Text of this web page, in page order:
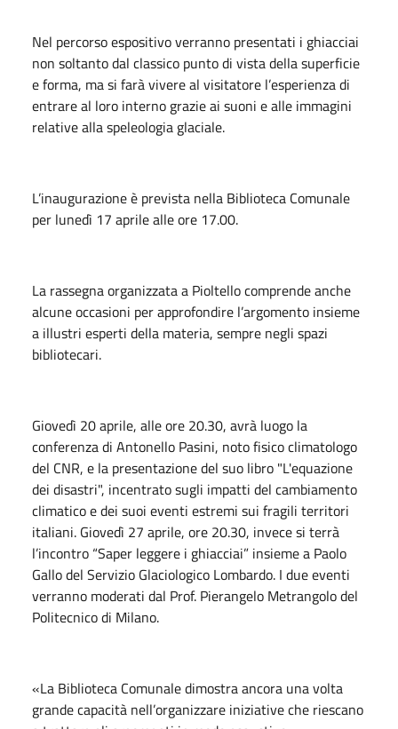
Nel percorso espositivo verranno presentati i ghiacciai
non soltanto dal classico punto di vista della superficie
e forma, ma si farà vivere al visitatore l’esperienza di
entrare al loro interno grazie ai suoni e alle immagini
relative alla speleologia glaciale.
L’inaugurazione è prevista nella Biblioteca Comunale
per lunedì 17 aprile alle ore 17.00.
La rassegna organizzata a Pioltello comprende anche
alcune occasioni per approfondire l’argomento insieme
a illustri esperti della materia, sempre negli spazi
bibliotecari.
Giovedì 20 aprile, alle ore 20.30, avrà luogo la
conferenza di Antonello Pasini, noto fisico climatologo
del CNR, e la presentazione del suo libro "L'equazione
dei disastri", incentrato sugli impatti del cambiamento
climatico e dei suoi eventi estremi sui fragili territori
italiani. Giovedì 27 aprile, ore 20.30, invece si terrà
l’incontro “Saper leggere i ghiacciai” insieme a Paolo
Gallo del Servizio Glaciologico Lombardo. I due eventi
verranno moderati dal Prof. Pierangelo Metrangolo del
Politecnico di Milano.
«La Biblioteca Comunale dimostra ancora una volta
grande capacità nell’organizzare iniziative che riescano